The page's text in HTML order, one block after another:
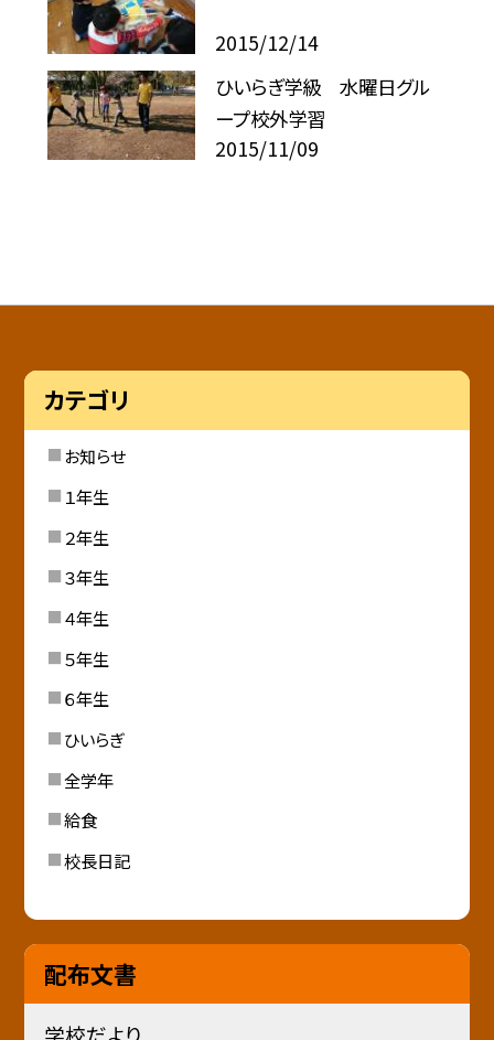
2015/12/14
ひいらぎ学級 水曜日グル
ープ校外学習
2015/11/09
カテゴリ
お知らせ
１年生
２年生
３年生
４年生
５年生
６年生
ひいらぎ
全学年
給食
校長日記
配布文書
学校だより